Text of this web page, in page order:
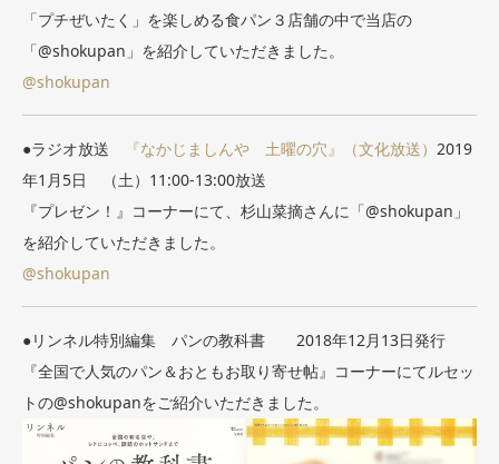
「プチぜいたく」を楽しめる食パン３店舗の中で当店の
「@shokupan」を紹介していただきました。
@shokupan
●ラジオ放送 『なかじましんや 土曜の穴』（文化放送） 2019
年1月5日 （土）11:00-13:00放送
『プレゼン！』コーナーにて、杉山菜摘さんに「@shokupan」
を紹介していただきました。
@shokupan
●リンネル特別編集 パンの教科書 2018年12月13日発行
『全国で人気のパン＆おともお取り寄せ帖』コーナーにてルセッ
トの@shokupanをご紹介いただきました。